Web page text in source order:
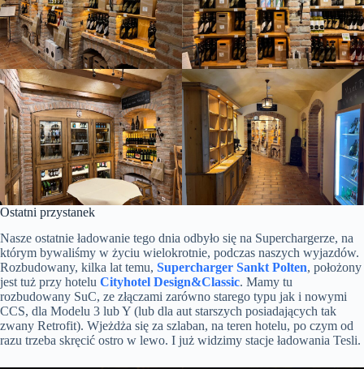
Ostatni przystanek
Nasze ostatnie ładowanie tego dnia odbyło się na Superchargerze, na
którym bywaliśmy w życiu wielokrotnie, podczas naszych wyjazdów.
Rozbudowany, kilka lat temu, Supercharger Sankt Polten, położony
jest tuż przy hotelu Cityhotel Design&Classic. Mamy tu
rozbudowany SuC, ze złączami zarówno starego typu jak i nowymi
CCS, dla Modelu 3 lub Y (lub dla aut starszych posiadających tak
zwany Retrofit). Wjeżdża się za szlaban, na teren hotelu, po czym od
razu trzeba skręcić ostro w lewo. I już widzimy stacje ładowania Tesli.